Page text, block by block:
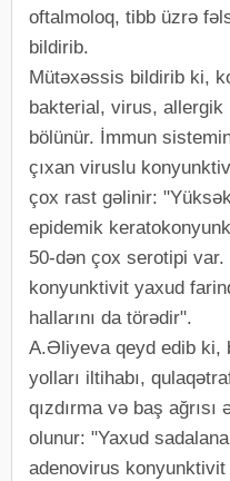
oftalmoloq, tibb üzrə
bildirib.
Mütəxəssis bildirib ki,
bakterial, virus, allergik
bölünür. İmmun
çıxan viruslu
çox rast gəlinir:
epidemik
50-dən çox serotipi
konyunktivit yaxud
hallarını da törədir".
A.Əliyeva qeyd edib ki,
yolları iltihabı,
qızdırma və baş
olunur: "Yaxud
adenovirus konyunktivit